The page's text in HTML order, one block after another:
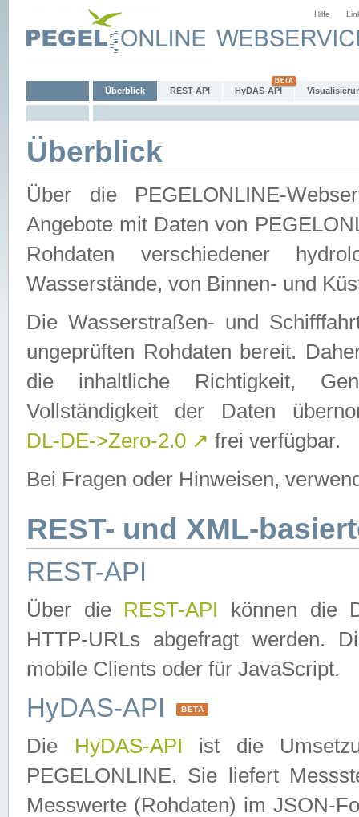
Hilfe
Überblick REST-API HyDAS-API
Überblick
Über die PEGELONLINE-
Angebote mit Daten von
Rohdaten verschiedener
Wasserstände, von Binnen- und
Die Wasserstraßen- und
ungeprüften Rohdaten bereit.
die inhaltliche Richtigkeit,
Vollständigkeit der Daten
DL-DE->Zero-2.0 ↗ frei verfügbar.
Bei Fragen oder Hinweisen,
REST- und XML-
REST-API
Über die REST-API können die
HTTP-URLs abgefragt werden.
mobile Clients oder für JavaScript.
HyDAS-API BETA
Die HyDAS-API ist die
PEGELONLINE. Sie liefert
Messwerte (Rohdaten) im JSON-